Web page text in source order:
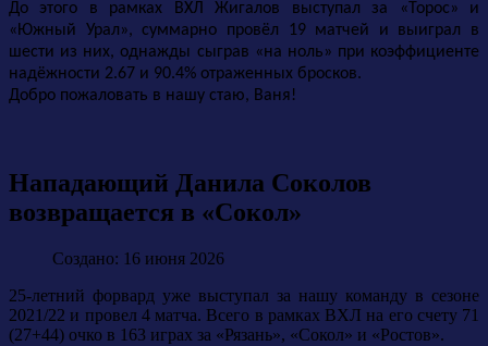
До этого в рамках ВХЛ Жигалов выступал за «Торос» и
«Южный Урал», суммарно провёл 19 матчей и выиграл в
шести из них, однажды сыграв «на ноль» при коэффициенте
надёжности 2.67 и 90.4% отраженных бросков.
Добро пожаловать в нашу стаю, Ваня!
Нападающий Данила Соколов
возвращается в «Сокол»
Создано: 16 июня 2026
25-летний форвард уже выступал за нашу команду в сезоне
2021/22 и провел 4 матча. Всего в рамках ВХЛ на его счету 71
(27+44) очко в 163 играх за «Рязань», «Сокол» и «Ростов».